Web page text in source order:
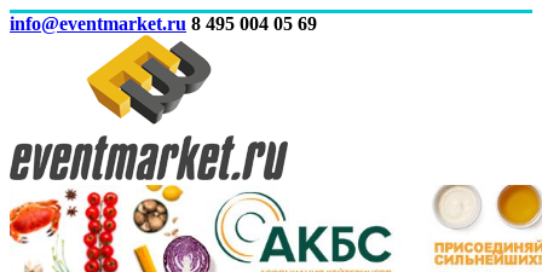
info@eventmarket.ru 8 495 004 05 69